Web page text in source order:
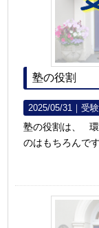
塾の役割
2025/05/31｜受
塾の役割は、
のはもちろんで